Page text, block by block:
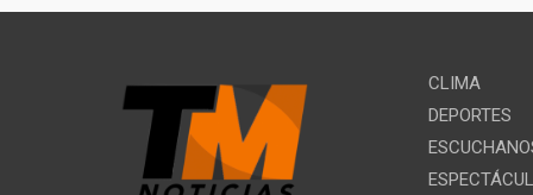
CLIMA
DEPORTES